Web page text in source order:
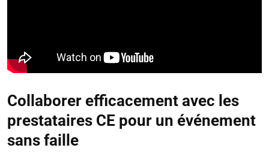
Collaborer efficacement avec les
prestataires CE pour un événement
sans faille